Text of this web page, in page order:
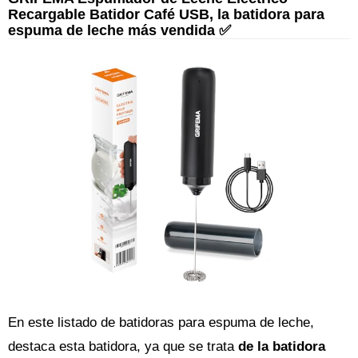
Recargable Batidor Café USB, la batidora para
espuma de leche más vendida ✅
En este listado de batidoras para espuma de leche,
destaca esta batidora, ya que se trata de la batidora